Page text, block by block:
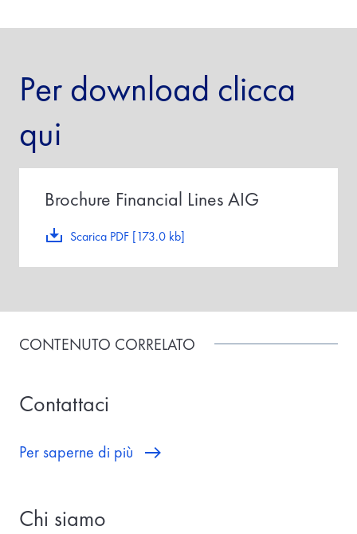
Per download clicca
qui
Scarica PDF [173.0 kb]
Brochure Financial Lines AIG
CONTENUTO CORRELATO
Contattaci
Per saperne di più
Chi siamo